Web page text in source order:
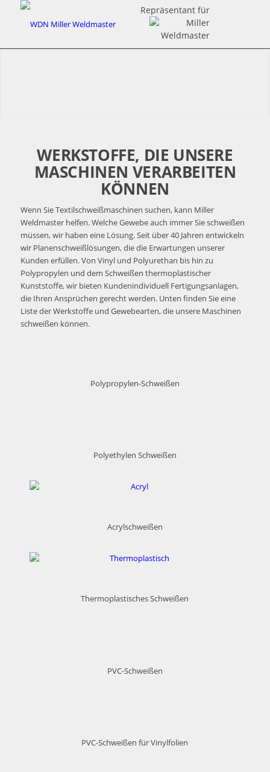
Repräsentant für
WERKSTOFFE, DIE UNSERE
MASCHINEN VERARBEITEN
KÖNNEN
Wenn Sie Textilschweißmaschinen suchen, kann Miller
Weldmaster helfen. Welche Gewebe auch immer Sie schweißen
müssen, wir haben eine Lösung. Seit über 40 Jahren entwickeln
wir Planenschweißlösungen, die die Erwartungen unserer
Kunden erfüllen. Von Vinyl und Polyurethan bis hin zu
Polypropylen und dem Schweißen thermoplastischer
Kunststoffe, wir bieten Kundenindividuell Fertigungsanlagen,
die Ihren Ansprüchen gerecht werden. Unten finden Sie eine
Liste der Werkstoffe und Gewebearten, die unsere Maschinen
schweißen können.
Polypropylen-Schweißen
Polyethylen Schweißen
Acrylschweißen
Thermoplastisches Schweißen
PVC-Schweißen
PVC-Schweißen für Vinylfolien